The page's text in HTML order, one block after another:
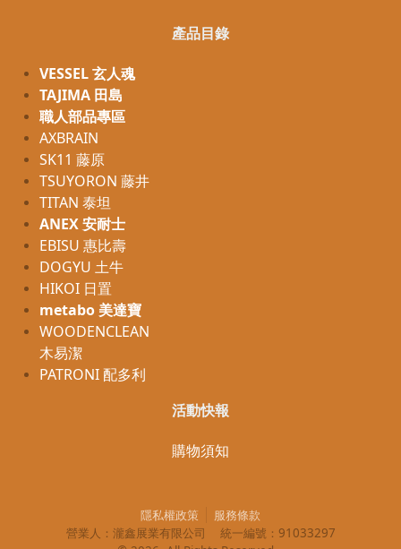
產品目錄
VESSEL 玄人魂
TAJIMA 田島
職人部品專區
AXBRAIN
SK11 藤原
TSUYORON 藤井
TITAN 泰坦
ANEX 安耐士
EBISU 惠比壽
DOGYU 土牛
HIKOI 日置
metabo 美達寶
WOODENCLEAN
木易潔
PATRONI 配多利
活動快報
購物須知
隱私權政策
服務條款
營業人： 瀧鑫展業有限公司 統一編號： 91033297